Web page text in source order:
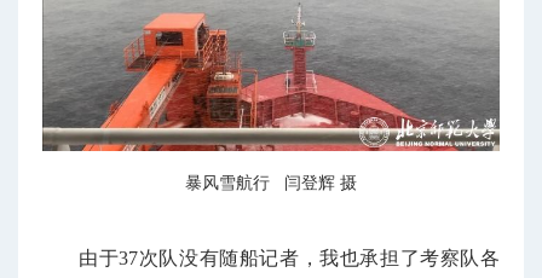
暴风雪航行 闫登辉 摄
由于37次队没有随船记者，我也承担了考察队各